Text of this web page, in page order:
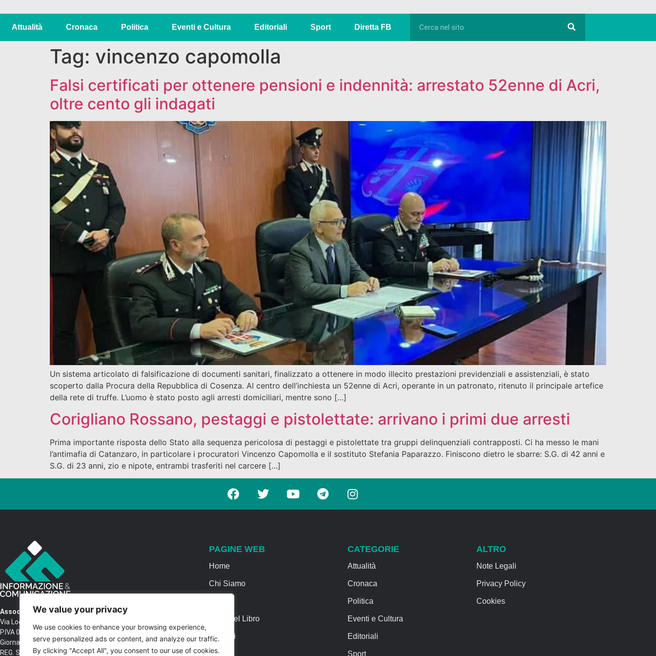
We value your privacy
We use cookies to enhance your browsing experience,
serve personalized ads or content, and analyze our traffic.
By clicking "Accept All", you consent to our use of cookies.
Attualità Cronaca Politica Eventi e Cultura Editoriali Sport Diretta FB
Tag: vincenzo capomolla
Falsi certificati per ottenere pensioni e indennità: arrestato 52enne di Acri,
oltre cento gli indagati
Un sistema articolato di falsificazione di documenti sanitari, finalizzato a ottenere in modo illecito prestazioni previdenziali e assistenziali, è stato
scoperto dalla Procura della Repubblica di Cosenza. Al centro dell’inchiesta un 52enne di Acri, operante in un patronato, ritenuto il principale artefice
della rete di truffe. L’uomo è stato posto agli arresti domiciliari, mentre sono […]
Corigliano Rossano, pestaggi e pistolettate: arrivano i primi due arresti
Prima importante risposta dello Stato alla sequenza pericolosa di pestaggi e pistolettate tra gruppi delinquenziali contrapposti. Ci ha messo le mani
l’antimafia di Catanzaro, in particolare i procuratori Vincenzo Capomolla e il sostituto Stefania Paparazzo. Finiscono dietro le sbarre: S.G. di 42 anni e
S.G. di 23 anni, zio e nipote, entrambi trasferiti nel carcere […]
Associazione Informazione & Comunicazione
Via Locri SNC – 87064 Corigliano Rossano CS
P.IVA 03516250788 – C.F. 97037680788 Testata
Giornalistica n. 1399/2017 R.G.V.G.N. 02/2017
REG. STAMPA Tribunale di Castrovillari
PAGINE WEB
Home
Chi Siamo
Casa del Libro
Contatti
CATEGORIE
Attualità
Cronaca
Politica
Eventi e Cultura
Editoriali
Sport
ALTRO
Note Legali
Privacy Policy
Cookies